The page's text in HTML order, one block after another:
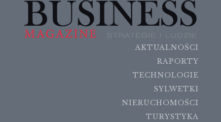
AKTUALNOŚCI
RAPORTY
TECHNOLOGIE
SYLWETKI
NIERUCHOMOŚCI
TURYSTYKA